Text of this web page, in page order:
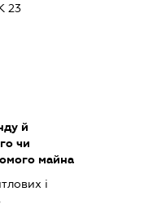
23
й
чи
майна
і